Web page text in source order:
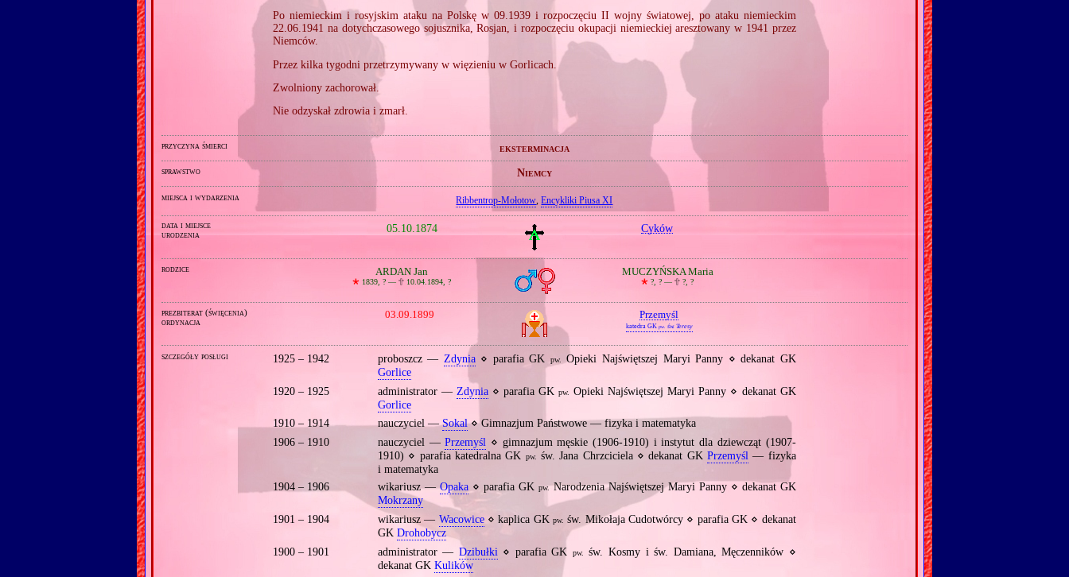
Po niemieckim i rosyjskim ataku na Polskę w 09.1939 i rozpoczęciu II wojny światowej, po ataku niemieckim
22.06.1941 na dotychczasowego sojusznika, Rosjan, i rozpoczęciu okupacji niemieckiej aresztowany w 1941 przez
Niemców.
Przez kilka tygodni przetrzymywany w więzieniu w Gorlicach.
Zwolniony zachorował.
Nie odzyskał zdrowia i zmarł.
przyczyna śmierci eksterminacja
sprawstwo Niemcy
miejsca i wydarzenia Ribbentrop‐Mołotow,Encykliki Piusa XI
data i miejsce
urodzenia
05.10.1874 Cyków
rodzice ARDAN Jan
🞲 1839, ? — 🕆10.04.1894, ?
MUCZYŃSKA Maria
🞲 ?, ? —🕆 ?, ?
prezbiterat (święcenia)
ordynacja
03.09.1899 Przemyśl
katedra GK pw. św. Teresy
szczegóły posługi 1925 – 1942 proboszcz — Zdynia⋄ parafia GK pw.
Opieki Najświętszej Maryi Panny ⋄ dekanat GK
Gorlice
1920 – 1925
administrator — Zdynia⋄ parafia GKpw.
Opieki Najświętszej Maryi Panny ⋄ dekanat GK
Gorlice
1910 – 1914
nauczyciel —Sokal⋄ Gimnazjum Państwowe — fizyka i matematyka
1906 – 1910
nauczyciel —Przemyśl ⋄ gimnazjum męskie (1906‐1910) i instytut dla dziewcząt (1907‐
1910) ⋄ parafia katedralna GK
pw. św. Jana Chrzciciela ⋄ dekanat GK Przemyśl — fizyka
i matematyka
1904 – 1906
wikariusz —Opaka⋄ parafia GK pw.Narodzenia Najświętszej Maryi Panny ⋄ dekanat GK
Mokrzany
1901 – 1904
wikariusz — Wacowice⋄ kaplica GK pw. św. Mikołaja Cudotwórcy ⋄ parafia GK ⋄ dekanat
GK Drohobycz
1900 – 1901
administrator — Dzibułki ⋄ parafia GK pw.
św. Kosmy i św. Damiana, Męczenników ⋄
dekanat GK Kulików